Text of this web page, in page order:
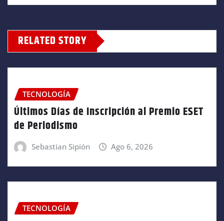
RELATED STORY
TECNOLOGÍA
Últimos Días de Inscripción al Premio ESET
de Periodismo
Sebastian Sipión Ago 6, 2026
TECNOLOGÍA